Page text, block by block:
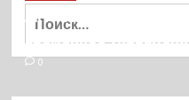
Активы Ariston и
временное
0